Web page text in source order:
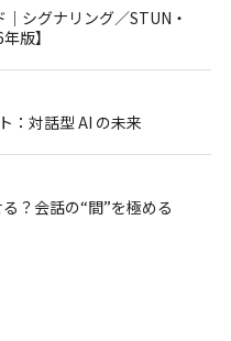
シグナリング／STUN・
版】
：対話型 AI の未来
？会話の“間”を極める